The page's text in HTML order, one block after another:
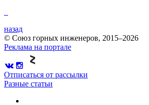
назад
© Союз горных инженеров, 2015–2026
Реклама на портале
Отписаться от рассылки
Разные статьи